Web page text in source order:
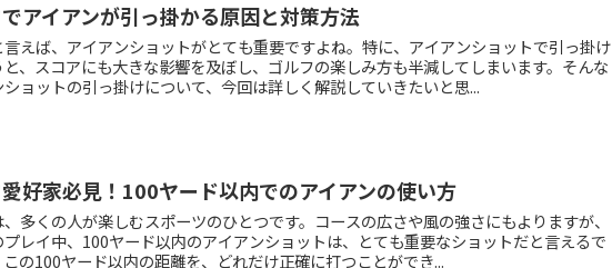
アイアンが引っ掛かる原因と対策方法
言えば、アイアンショットがとても重要ですよね。特に、アイアンショットで引っ掛け
、スコアにも大きな影響を及ぼし、ゴルフの楽しみ方も半減してしまいます。そんな
ョットの引っ掛けについて、今回は詳しく解説していきたいと思...
好家必見！100ヤード以内でのアイアンの使い方
多くの人が楽しむスポーツのひとつです。コースの広さや風の強さにもよりますが、
プレイ中、100ヤード以内のアイアンショットは、とても重要なショットだと言えるで
この100ヤード以内の距離を、どれだけ正確に打つことができ...